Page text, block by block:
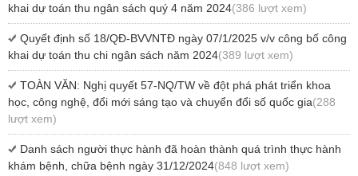
khai dự toán thu ngân sách quý 4 năm 2024(386 lượt xem)
Quyết định số 18/QĐ-BVVNTĐ ngày 07/1/2025 v/v công bố công
khai dự toán thu chi ngân sách năm 2024(389 lượt xem)
TOÀN VĂN: Nghị quyết 57-NQ/TW về đột phá phát triển khoa
học, công nghệ, đổi mới sáng tạo và chuyển đổi số quốc gia(288
lượt xem)
Danh sách người thực hành đã hoàn thành quá trình thực hành
khám bệnh, chữa bệnh ngày 31/12/2024(848 lượt xem)